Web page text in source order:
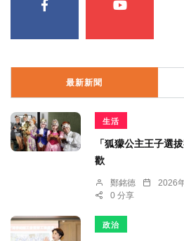
最新新聞
生活
「狐獴公主王子選
歡
鄭銘德 2026
0 分享
政治